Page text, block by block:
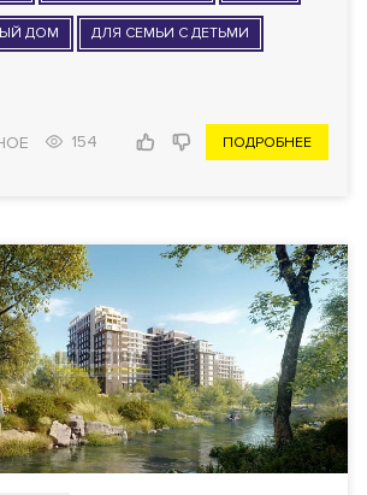
ДОМ ДЛЯ СЕМЬИ С ДЕТЬМИ
154 ПОДРОБНЕЕ